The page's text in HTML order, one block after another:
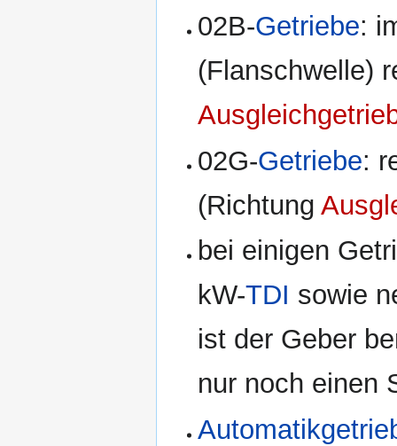
02B-Getriebe:
(Flanschwelle)
02G-Getriebe:
(Richtung
bei einigen
kW-TDI sowie
ist der Geber
nur noch einen